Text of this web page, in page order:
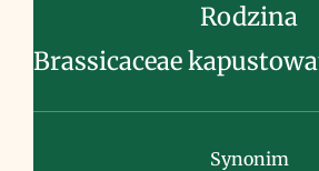
Rodzina
Brassicaceae
Synonim